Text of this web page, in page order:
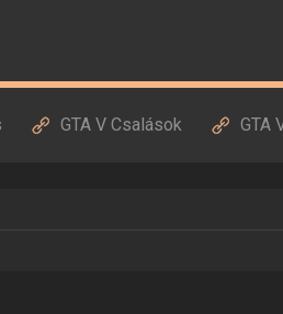
GTA V Csalások GTA